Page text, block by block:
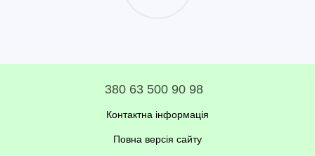
380 63 500 90 98
Контактна інформація
Повна версія сайту